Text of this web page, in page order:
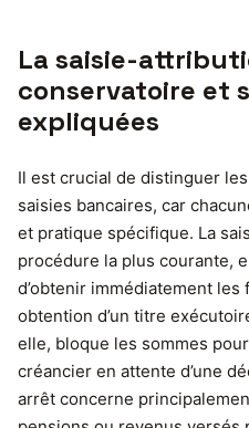
La saisie-
conservatoire et
expliquées
Il est crucial de distinguer
saisies bancaires, car
et pratique spécifique. La
procédure la plus courante,
d’obtenir immédiatement
obtention d’un titre
elle, bloque les sommes
créancier en attente d’une
arrêt concerne